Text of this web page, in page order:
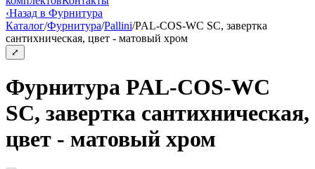
‹Назад в Фурнитура
Каталог/Фурнитура/Pallini/PAL-COS-WC SC, завертка
сантихническая, цвет - матовый хром
⤢
Фурнитура PAL-COS-WC
SC, завертка сантихническая,
цвет - матовый хром